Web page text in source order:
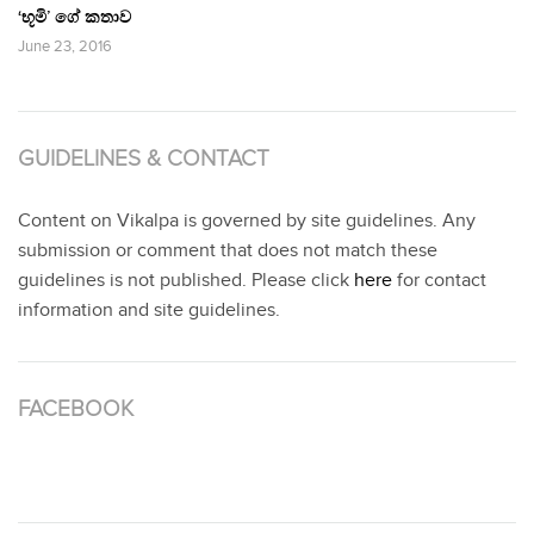
‘භූමි’ ගේ කතාව
June 23, 2016
GUIDELINES & CONTACT
Content on Vikalpa is governed by site guidelines. Any
submission or comment that does not match these
guidelines is not published. Please click here for contact
information and site guidelines.
FACEBOOK